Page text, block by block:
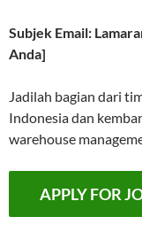
Subjek Email:
Anda]
Jadilah bagian dari
Indonesia dan
warehouse